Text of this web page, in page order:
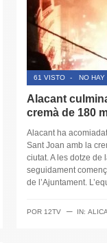
61 VISTO - NO HAY
Alacant
cremà de 180
Alacant ha
Sant Joan amb la
ciutat. A les dotze de
seguidament
de l’Ajuntament.
POR 12TV ─ IN: